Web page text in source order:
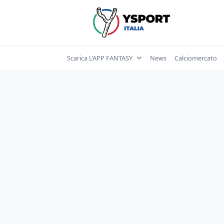
Scarica L’APP FANTASY News Calciomercato